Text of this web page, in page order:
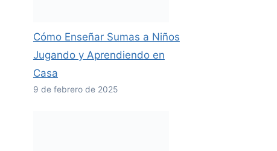
Cómo Enseñar Sumas a Niños
Jugando y Aprendiendo en
Casa
9 de febrero de 2025